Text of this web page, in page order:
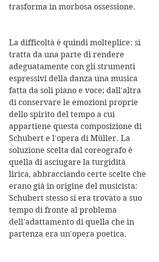
trasforma in morbosa ossessione.
La difficoltà è quindi molteplice: si
tratta da una parte di rendere
adeguatamente con gli strumenti
espressivi della danza una musica
fatta da soli piano e voce; dall'altra
di conservare le emozioni proprie
dello spirito del tempo a cui
appartiene questa composizione di
Schubert e l'opera di Müller. La
soluzione scelta dal coreografo è
quella di asciugare la turgidità
lirica, abbracciando certe scelte che
erano già in origine del musicista:
Schubert stesso si era trovato a suo
tempo di fronte al problema
dell'adattamento di quella che in
partenza era un'opera poetica.